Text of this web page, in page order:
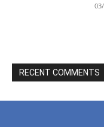
RECENT COMMENTS